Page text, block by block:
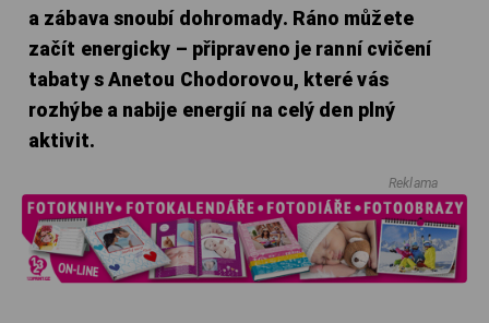
a zábava snoubí dohromady. Ráno můžete
začít energicky – připraveno je ranní cvičení
tabaty s Anetou Chodorovou, které vás
rozhýbe a nabije energií na celý den plný
aktivit.
Reklama